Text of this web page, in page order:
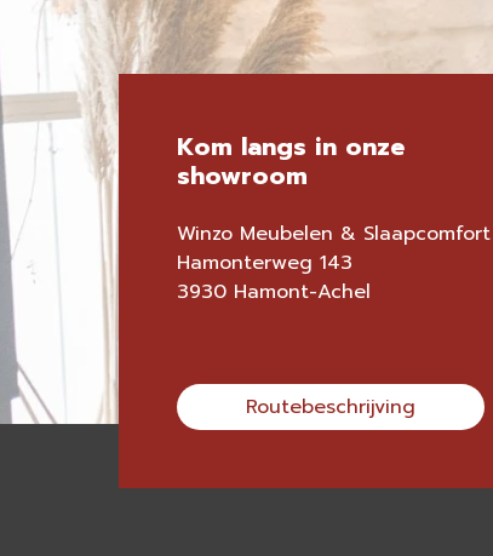
Kom langs in onze
showroom
Winzo Meubelen & Slaapcomfort
Hamonterweg 143
3930 Hamont-Achel
Routebeschrijving